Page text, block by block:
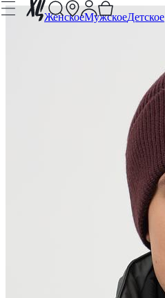
ЖенскоеМужскоеДетское